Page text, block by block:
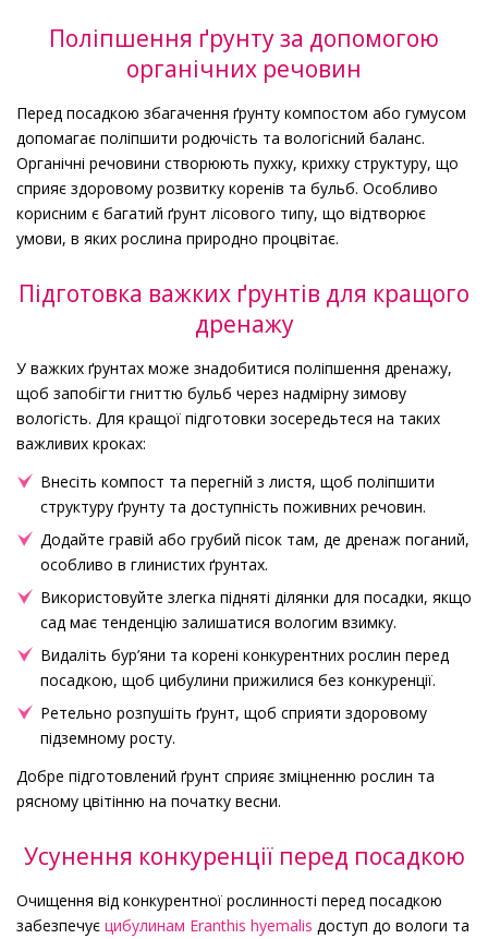
Поліпшення ґрунту за допомогою
органічних речовин
Перед посадкою збагачення ґрунту компостом або гумусом
допомагає поліпшити родючість та вологісний баланс.
Органічні речовини створюють пухку, крихку структуру, що
сприяє здоровому розвитку коренів та бульб. Особливо
корисним є багатий ґрунт лісового типу, що відтворює
умови, в яких рослина природно процвітає.
Підготовка важких ґрунтів для кращого
дренажу
У важких ґрунтах може знадобитися поліпшення дренажу,
щоб запобігти гниттю бульб через надмірну зимову
вологість. Для кращої підготовки зосередьтеся на таких
важливих кроках:
Внесіть компост та перегній з листя, щоб поліпшити
структуру ґрунту та доступність поживних речовин.
Додайте гравій або грубий пісок там, де дренаж поганий,
особливо в глинистих ґрунтах.
Використовуйте злегка підняті ділянки для посадки, якщо
сад має тенденцію залишатися вологим взимку.
Видаліть бур’яни та корені конкурентних рослин перед
посадкою, щоб цибулини прижилися без конкуренції.
Ретельно розпушіть ґрунт, щоб сприяти здоровому
підземному росту.
Добре підготовлений ґрунт сприяє зміцненню рослин та
рясному цвітінню на початку весни.
Усунення конкуренції перед посадкою
Очищення від конкурентної рослинності перед посадкою
забезпечує цибулинам Eranthis hyemalis доступ до вологи та